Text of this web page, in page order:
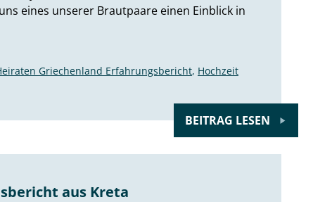
eines unserer Brautpaare einen Einblick in
Griechenland Erfahrungsbericht, Hochzeit
BEITRAG LESEN
aus Kreta